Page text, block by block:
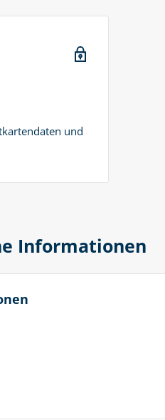
und
Informationen